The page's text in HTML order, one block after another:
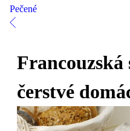
Pečené
Francouzská
čerstvé